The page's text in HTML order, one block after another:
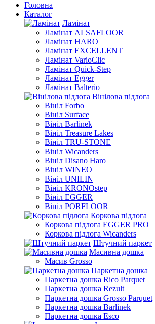
Головна
Каталог
Ламінат
Ламінат ALSAFLOOR
Ламінат HARO
Ламінат EXCELLENT
Ламінат VarioClic
Ламінат Quick-Step
Ламінат Egger
Ламінат Balterio
Вінілова підлога
Вініл Forbo
Вініл Surface
Вініл Barlinek
Вініл Treasure Lakes
Вініл TRU-STONE
Вініл Wicanders
Вініл Disano Haro
Вініл WINEO
Вініл UNILIN
Вініл KRONOstep
Вініл EGGER
Вініл PORFLOOR
Коркова підлога
Коркова підлога EGGER PRO
Коркова підлога Wicanders
Штучний паркет
Масивна дошка
Масив Grosso
Паркетна дошка
Паркетна дошка Rico Parquet
Паркетна дошка Rezult
Паркетна дошка Grosso Parquet
Паркетна дошка Barlinek
Паркетна дошка Esco